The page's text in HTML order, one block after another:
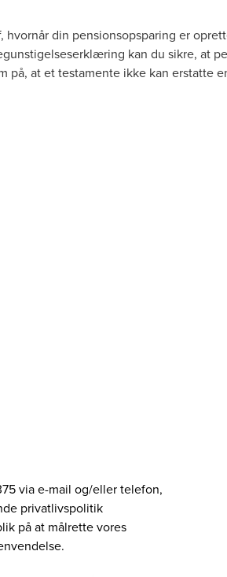
din pensionsopsparing er
kan du sikre, at
at et testamente ikke kan erstatte
via e-mail og/eller telefon,
privatlivspolitik
på at målrette vores